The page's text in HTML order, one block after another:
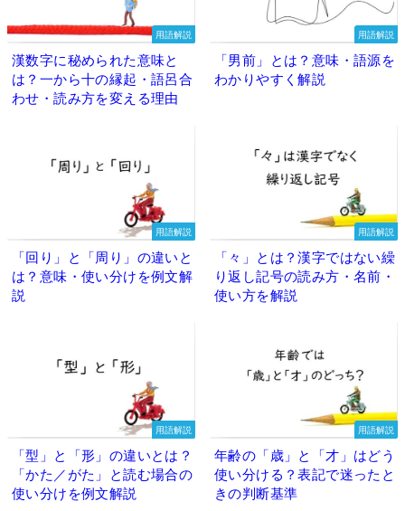
用語解説
漢数字に秘められた意味と
は？一から十の縁起・語呂合
わせ・読み方を変える理由
用語解説
「男前」とは？意味・語源を
わかりやすく解説
用語解説
「回り」と「周り」の違いと
は？意味・使い分けを例文解
説
用語解説
「々」とは？漢字ではない繰
り返し記号の読み方・名前・
使い方を解説
用語解説
「型」と「形」の違いとは？
「かた／がた」と読む場合の
使い分けを例文解説
用語解説
年齢の「歳」と「才」はどう
使い分ける？表記で迷ったと
きの判断基準